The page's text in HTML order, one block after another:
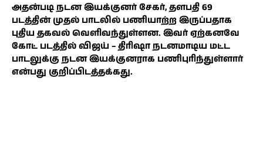
அதன்படி நடன இயக்குனர் சேகர், தளபதி 69
படத்தின் முதல் பாடலில் பணியாற்ற இருப்பதாக
புதிய தகவல் வெளிவந்துள்ளன. இவர் ஏற்கனவே
கோட் படத்தில் விஜய் – திரிஷா நடனமாடிய மட்ட
பாடலுக்கு நடன இயக்குனராக பணிபுரிந்துள்ளார்
என்பது குறிப்பிடத்தக்கது.